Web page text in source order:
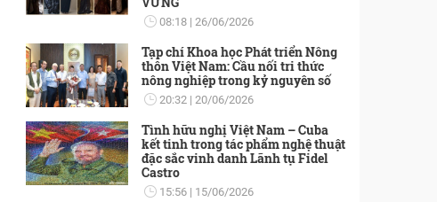
08:18 26/06/2026
Tạp chí Khoa học Phát triển Nông
thôn Việt Nam: Cầu nối tri thức
nông nghiệp trong kỷ nguyên số
20:32 20/06/2026
Tình hữu nghị Việt Nam – Cuba
kết tinh trong tác phẩm nghệ thuật
đặc sắc vinh danh Lãnh tụ Fidel
Castro
15:56 15/06/2026